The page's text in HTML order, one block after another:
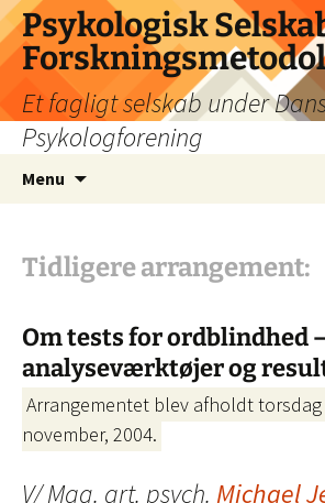
Psykologisk
Et fagligt selskab under
Psykologforening
Menu
Tidligere arrangement:
Om tests for ordblindhed
analyseværktøjer og
Arrangementet blev afholdt torsdag
november, 2004.
V/ Mag. art. psych. Michael